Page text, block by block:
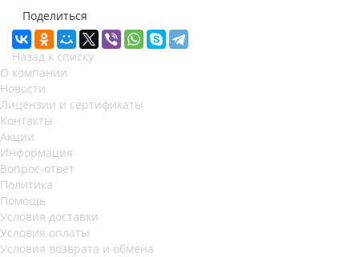
Поделиться
Назад к списку
О компании
Новости
Лицензии и сертификаты
Контакты
Акции
Информация
Вопрос-ответ
Политика
Помощь
Условия доставки
Условия оплаты
Условия возврата и обмена